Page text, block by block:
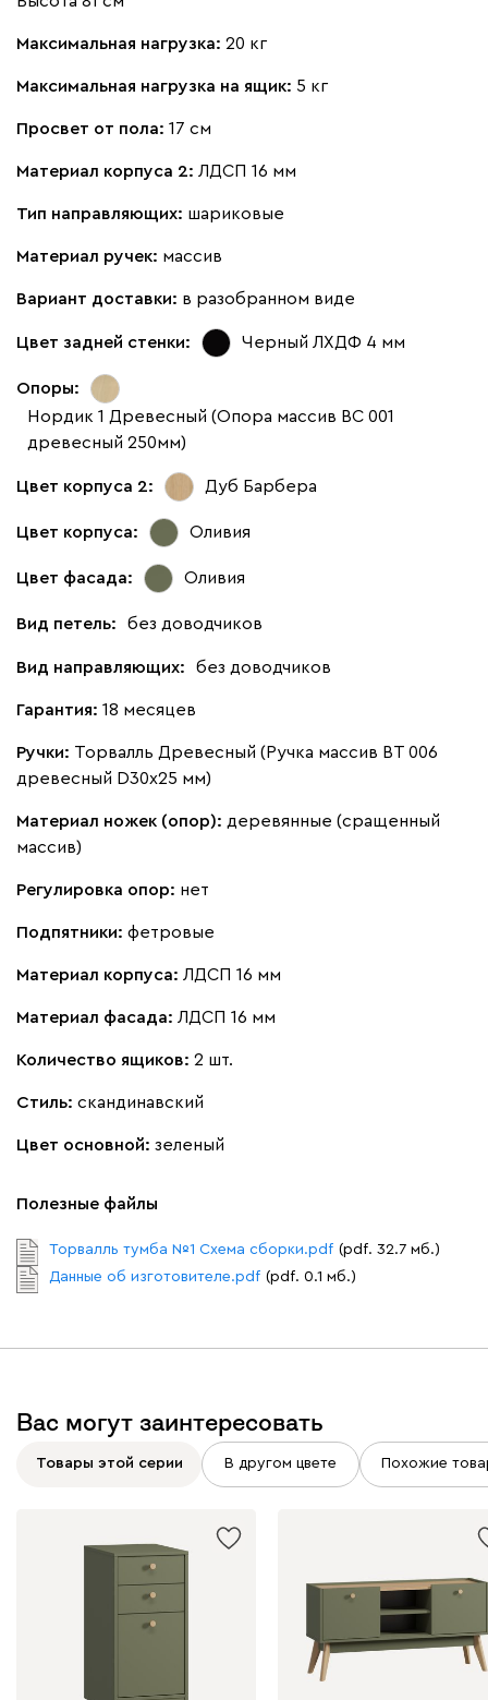
Максимальная нагрузка: 20 кг
Максимальная нагрузка на ящик: 5 кг
Просвет от пола: 17 см
Материал корпуса 2: ЛДСП 16 мм
Тип направляющих: шариковые
Материал ручек: массив
Вариант доставки: в разобранном виде
Цвет задней стенки: Черный ЛХДФ 4 мм
Опоры:
Нордик 1 Древесный (Опора массив ВС 001
древесный 250мм)
Цвет корпуса 2: Дуб Барбера
Цвет корпуса: Оливия
Цвет фасада: Оливия
Вид петель: без доводчиков
Вид направляющих: без доводчиков
Гарантия: 18 месяцев
Ручки: Торвалль Древесный (Ручка массив ВТ 006
древесный D30х25 мм)
Материал ножек (опор): деревянные (сращенный
массив)
Регулировка опор: нет
Подпятники: фетровые
Материал корпуса: ЛДСП 16 мм
Материал фасада: ЛДСП 16 мм
Количество ящиков: 2 шт.
Стиль: скандинавский
Цвет основной: зеленый
Полезные файлы
Торвалль тумба №1 Cхема сборки.pdf (pdf. 32.7 мб.)
Данные об изготовителе.pdf (pdf. 0.1 мб.)
Вас могут заинтересовать
Товары этой серии В другом цвете Похожие